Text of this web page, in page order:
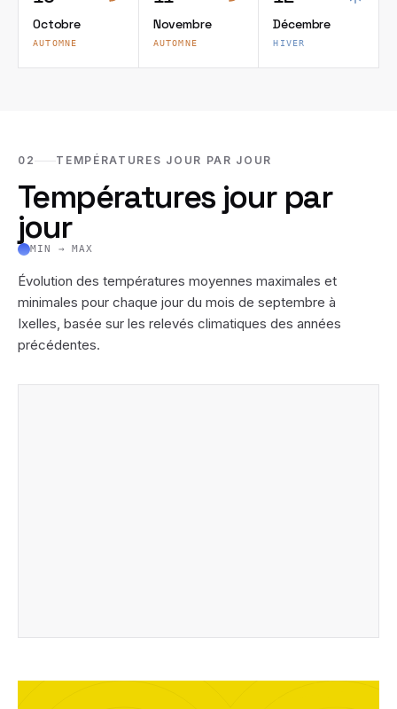
Octobre
AUTOMNE
Novembre
AUTOMNE
Décembre
HIVER
02 TEMPÉRATURES JOUR PAR JOUR
Températures jour par
jour
MIN → MAX
Évolution des températures moyennes maximales et
minimales pour chaque jour du mois de septembre à
Ixelles, basée sur les relevés climatiques des années
précédentes.